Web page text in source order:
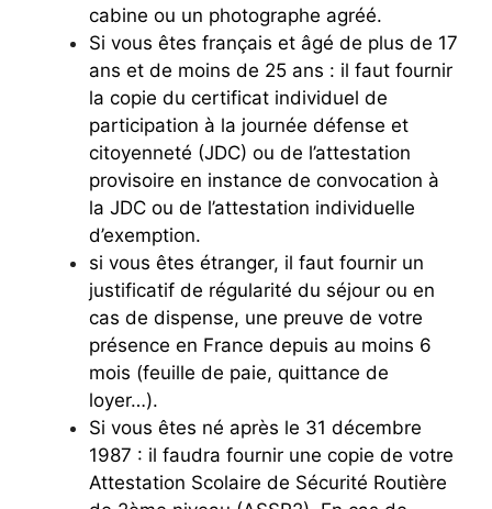
cabine ou un photographe agréé.
Si vous êtes français et âgé de plus de 17
ans et de moins de 25 ans : il faut fournir
la copie du certificat individuel de
participation à la journée défense et
citoyenneté (JDC) ou de l’attestation
provisoire en instance de convocation à
la JDC ou de l’attestation individuelle
d’exemption.
si vous êtes étranger, il faut fournir un
justificatif de régularité du séjour ou en
cas de dispense, une preuve de votre
présence en France depuis au moins 6
mois (feuille de paie, quittance de
loyer…).
Si vous êtes né après le 31 décembre
1987 : il faudra fournir une copie de votre
Attestation Scolaire de Sécurité Routière